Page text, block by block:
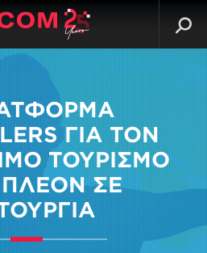
ΓΙΑ ΤΟΝ
ΤΟΥΡΙΣΜΟ
ΠΛΕΟΝ ΣΕ